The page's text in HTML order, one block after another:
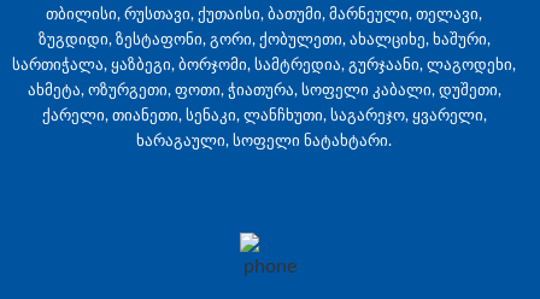
თბილისი, რუსთავი, ქუთაისი, ბათუმი, მარნეული, თელავი,
ზუგდიდი, ზესტაფონი, გორი, ქობულეთი, ახალციხე, ხაშური,
სართიჭალა, ყაზბეგი, ბორჯომი, სამტრედია, გურჯაანი, ლაგოდეხი,
ახმეტა, ოზურგეთი, ფოთი, ჭიათურა, სოფელი კაბალი, დუშეთი,
ქარელი, თიანეთი, სენაკი, ლანჩხუთი, საგარეჯო, ყვარელი,
ხარაგაული, სოფელი ნატახტარი.